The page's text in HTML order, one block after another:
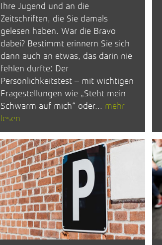
Ihre Jugend und an die
Zeitschriften, die Sie damals
gelesen haben. War die Bravo
dabei? Bestimmt erinnern Sie sich
dann auch an etwas, das darin nie
fehlen durfte: Der
Persönlichkeitstest – mit wichtigen
Fragestellungen wie „Steht mein
Schwarm auf mich“ oder... mehr
lesen